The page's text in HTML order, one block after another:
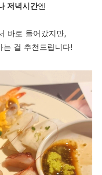
저녁시간엔
바로 들어갔지만,
는 걸 추천드립니다!